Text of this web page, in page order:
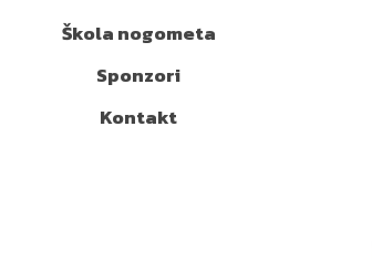
Škola nogometa
Sponzori
Kontakt